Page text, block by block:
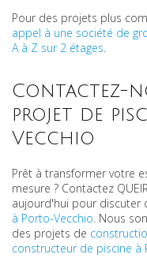
Pour des projets plus
appel à une société de
A à Z sur 2 étages
Contactez-
projet de
Vecchio
Prêt à transformer votre
mesure ? Contactez
aujourd'hui pour discuter
à Porto-Vecchio . Nous
des projets de
constructeur de piscine à